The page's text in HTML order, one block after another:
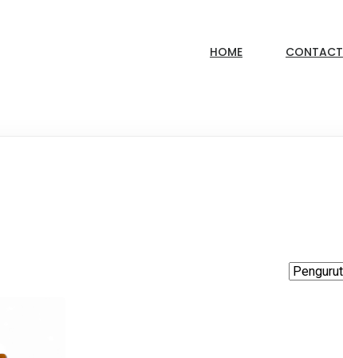
HOME CONTACT